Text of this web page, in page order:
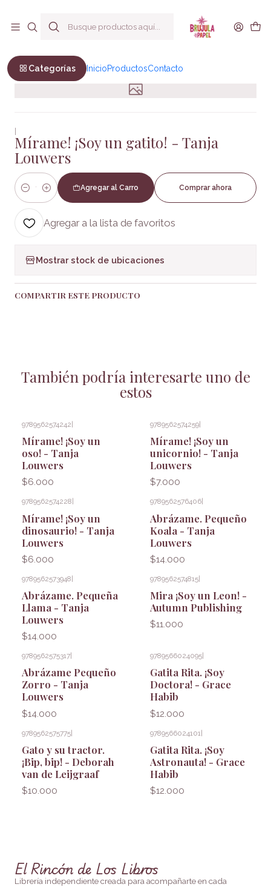
Categorías InicioProductosContacto
Infantil
|
Mírame! ¡Soy un gatito! - Tanja
Louwers
Cantidad
Agregar al Carro Comprar ahora
Agregar a la lista de favoritos
Mostrar stock de ubicaciones
COMPARTIR ESTE PRODUCTO
También podría interesarte uno de
estos
9789562574242
Mírame! ¡Soy un
oso! - Tanja
Louwers
$6.000
9789562574259
Mírame! ¡Soy un
unicornio! - Tanja
Louwers
$7.000
9789562574228
Mírame! ¡Soy un
dinosaurio! - Tanja
Louwers
$6.000
9789562576406
Abrázame. Pequeño
Koala - Tanja
Louwers
$14.000
9789562573948|
Abrázame. Pequeña
Llama - Tanja
Louwers
$14.000
9789562574815|
Mira ¡Soy un Leon! -
Autumn Publishing
$11.000
9789562575317
Abrázame Pequeño
Zorro - Tanja
Louwers
$14.000
9789566024095
Gatita Rita. ¡Soy
Doctora! - Grace
Habib
$12.000
9789562575775|
Gato y su tractor.
¡Bip, bip! - Deborah
van de Leijgraaf
$10.000
9789566024101 |
Gatita Rita. ¡Soy
Astronauta! - Grace
Habib
$12.000
El Rincón de Los Libros
Librería independiente creada para acompañarte en cada